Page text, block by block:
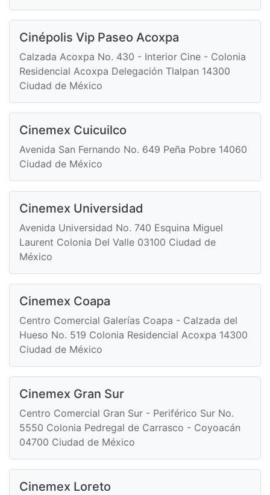
Cinépolis Vip Paseo Acoxpa
Calzada Acoxpa No. 430 - Interior Cine - Colonia
Residencial Acoxpa Delegación Tlalpan 14300
Ciudad de México
Cinemex Cuicuilco
Avenida San Fernando No. 649 Peña Pobre 14060
Ciudad de México
Cinemex Universidad
Avenida Universidad No. 740 Esquina Miguel
Laurent Colonia Del Valle 03100 Ciudad de
México
Cinemex Coapa
Centro Comercial Galerías Coapa - Calzada del
Hueso No. 519 Colonia Residencial Acoxpa 14300
Ciudad de México
Cinemex Gran Sur
Centro Comercial Gran Sur - Periférico Sur No.
5550 Colonia Pedregal de Carrasco - Coyoacán
04700 Ciudad de México
Cinemex Loreto